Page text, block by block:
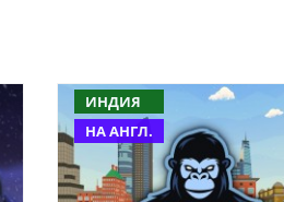
ИНДИЯ
НА АНГЛ.